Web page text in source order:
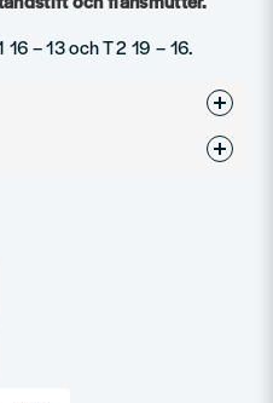
– 13 och T 2 19 – 16.